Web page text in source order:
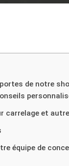
de notre
carrelage et
équipe de